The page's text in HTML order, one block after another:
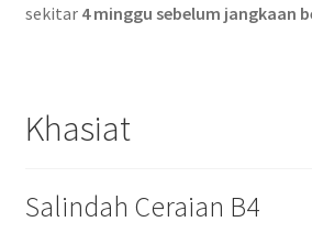
sekitar 4 minggu sebelum jangkaan
Khasiat
Salindah Ceraian B4